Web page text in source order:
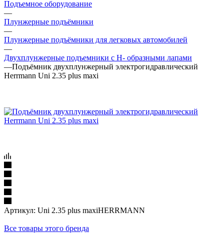
Подъемное оборудование
—
Плунжерные подъёмники
—
Плунжерные подъёмники для легковых автомобилей
—
Двухплунжерные подъемники с H- образными лапами
—Подъёмник двухплунжерный электрогидравлический
Herrmann Uni 2.35 plus maxi
Артикул: Uni 2.35 plus maxiHERRMANN
Все товары этого бренда